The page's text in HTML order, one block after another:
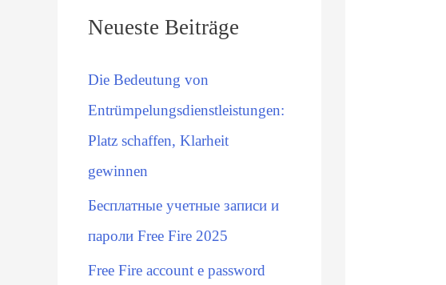
e
n
a
c
h
:
Neueste Beiträge
Die Bedeutung von
Entrümpelungsdienstleistungen:
Platz schaffen, Klarheit
gewinnen
Бесплатные учетные записи и
пароли Free Fire 2025
Free Fire account e password